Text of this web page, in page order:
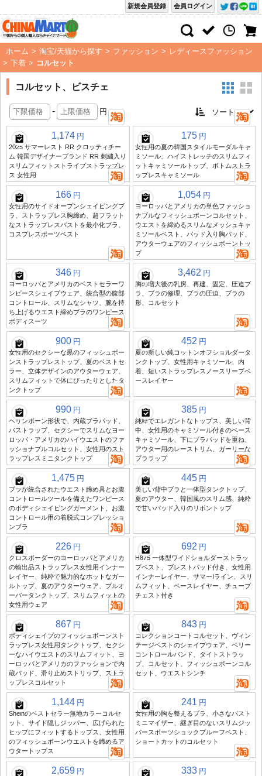
会員ログイン
新規会員登録
ホーム > 淘宝/天猫から探す > ファッション > レディースファッション
> 下着 > コルセット
コルセット、ビスチェ
- 円
1,174 円
2025 サマーレスト RR クロッティチー
ム 韓国デザイナーブランド RR 刺繍入り
スリムフィットストライプストラップレ
ス 女性用
175 円
女性用の夏の韓国スタイルモーダルキャ
ミソール、ハイストレッチのスリムフィ
ットキャミソールトップ、ボトムストラ
ップレスキャミソール
166 円
女性用のサイドオープンシェイピングブ
ラ、ストラップレス胸締め、超フラット
なストラップレスバストを最小化ブラ、
コスプレスポーツベスト
1,054 円
ヨーロッパとアメリカの単色ファッショ
ナブルなフィッシュボーンコルセット、
ウエストを締めるスリムなメッシュキャ
ミソールベスト、パッド入り胸パッド、
アウターウェアのフィッシュボーントッ
プ
346 円
ヨーロッパとアメリカのベストセラーワ
ンピースシェイプウェア、統合型の腹部
コントロール、スリムなシャツ、腕を持
ち上げるウエスト締めブラのワンピース
ボディスーツ
3,462 円
胸の増大後の乳房、再建、固定、圧迫ブ
ラ、ブラの修理、ブラの圧迫、ブラの
形、コルセット
900 円
女性用のセクシーな黒のフィッシュボー
ンストラップレストップ、夏のベストセ
ラー、立体デザインのアウターウェア、
スリムフィットで体にぴったりとしたタ
ンクトップ
452 円
夏の新しい純コットンオフショルダータ
ンクトップ、女性用キャミソール、内
着、短いストラップレスノースリーブベ
ースレイヤー
990 円
ヘリンボーン形状で、内蔵ブラパッド、
バストラップ、セクシーでスリムなヨー
ロッパ・アメリカのハイウエストのファ
ッショナブルコルセット、女性用のスト
ラップレスミニタンクトップ
385 円
純粋でエレガントなトップス、美しい背
中、女性用のキャミソール付きのベース
キャミソール、下にブラパッドを重ね、
アウター用のレーストリム、ガーリーな
ブララップ
1,475 円
ブラが統合されたウエスト締め具とお腹
コントロールツールを備えたワンピース
のボディシェイピングガーメント、お腹
コントロール用の着脱式コンプレッショ
ンブラ
445 円
美しい背中ブラと一体型タンクトップ、
夏のアウター、韓国風のスリム感、純粋
で甘いパッド入りのリボントップ
226 円
クロスボーダーのヨーロッパとアメリカ
の輸出品ストラップレス女性用インナー
レイヤー、純粋で魅力的なホットなガー
ルトップ、夏のアウターウェア、プルオ
ーバータンクトップ、スリムフィットの
女性用ウェア
692 円
H875 一体型ワイドショルダーストラッ
プベスト、ブレストパッド付き、女性用
インナーレイヤー、サマーIライン、スリ
ムフィット、ベースレイヤー、チューブ
チェスト付き
867 円
ボディシェイプのフィッシュボーンスト
ラップレス女性用タンクトップ、セクシ
ーなハイウエストのスリムフィット、ヨ
ーロッパとアメリカのファッションで内
蔵パッド、滑り止めストリップ、ストラ
ップレスコルセット
843 円
コレクションコートコルセット、ヴィン
テージベストのシェイプウェア、ベリー
コントロールバンド、タイトストラッ
プ、コルセット、フィッシュボーンコル
セット、ウエストシンチ
1,144 円
Sheinのベストセラー無地カラーコルセ
ット、サイド隠しジッパー、広げられた
ヒップにフィットするトップス、女性用
のフィッシュボーンウエストを締めるア
ウタートップス
241 円
女性用の胸を整えるブラ、小さなバスト
ミニマイザー、継ぎ目のないスリムジッ
パースポーツショックプルーフベスト、
ショートカットのコルセット
2,659 円 333 円